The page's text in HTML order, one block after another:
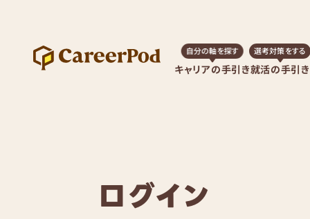
キャリアの手引き
自分の軸を探す
就活の手引き
選考対策をする
ログイン